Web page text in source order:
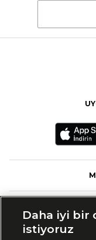
Daha iyi bir
istiyoruz